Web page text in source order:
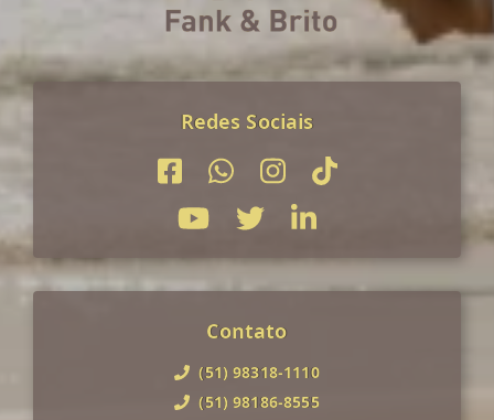
Redes Sociais
Contato
(51) 98318-1110
(51) 98186-8555